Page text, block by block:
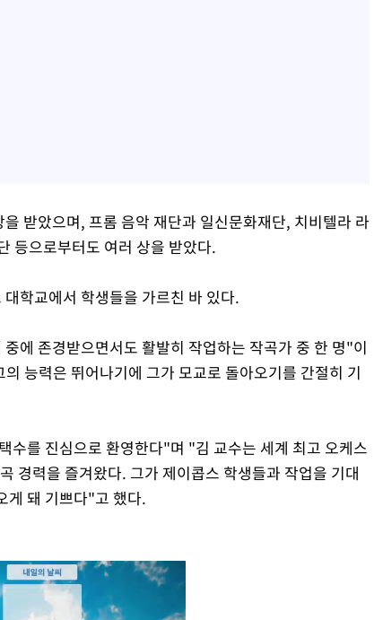
받았으며, 프롬 음악 재단과 일신문화재단, 치비텔라 라
등으로부터도 여러 상을 받았다.
학교에서 학생들을 가르친 바 있다.
에 존경받으면서도 활발히 작업하는 작곡가 중 한 명"이
능력은 뛰어나기에 그가 모교로 돌아오기를 간절히 기
수를 진심으로 환영한다"며 "김 교수는 세계 최고 오케스
경력을 즐겨왔다. 그가 제이콥스 학생들과 작업을 기대
게 돼 기쁘다"고 했다.